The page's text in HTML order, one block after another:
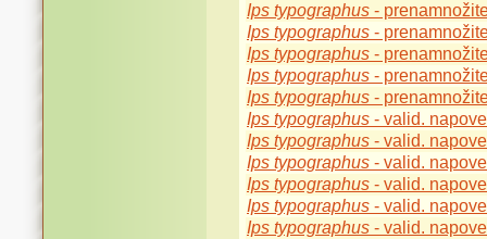
Ips typographus -
Ips typographus -
Ips typographus -
Ips typographus -
Ips typographus -
Ips typographus - valid.
Ips typographus - valid.
Ips typographus - valid.
Ips typographus - valid.
Ips typographus - valid.
Ips typographus - valid.